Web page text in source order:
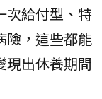
次給付型、特
險，這些都能
現出休養期間